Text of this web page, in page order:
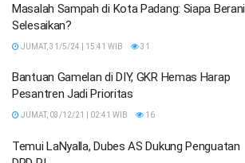
Masalah Sampah di Kota Padang: Siapa Berani
Selesaikan?
JUMAT, 31/5/24 | 15:41 WIB 31
Bantuan Gamelan di DIY, GKR Hemas Harap
Pesantren Jadi Prioritas
JUMAT, 03/12/21 | 02:41 WIB 16
Temui LaNyalla, Dubes AS Dukung Penguatan